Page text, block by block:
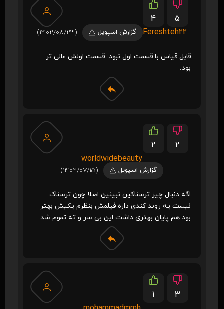
4
5
Fereshteh22
گزارش اسپویل (1402/08/23)
قابل قیاس با قسمت اول نبود. قسمت اولش عالی تر
بود.
2
2
worldwidebeauty
گزارش اسپویل (1402/07/15)
اگه دنبال چیز ترسناکین نبینین اصلا چون ترسناک
نیست یه روند کندی داره فیلمش بنظرم یکیش بهتر
بود هم پایان بهتری داشت این بی سر و ته تموم شد
1
3